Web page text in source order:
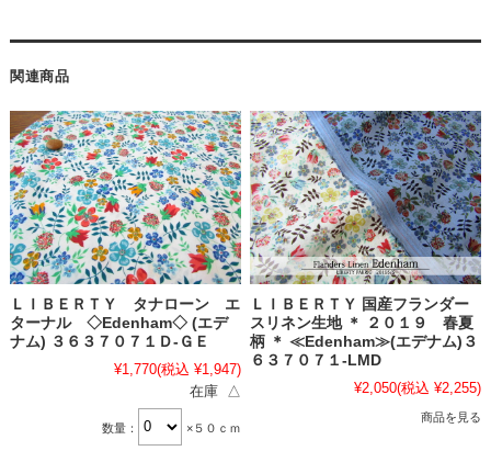
関連商品
ＬＩＢＥＲＴＹ タナローン エ
ターナル ◇Edenham◇ (エデ
ナム) ３６３７０７１Ｄ-ＧＥ
¥1,770(税込 ¥1,947)
在庫 △
数量： ×５０ｃｍ
ＬＩＢＥＲＴＹ 国産フランダー
スリネン生地 ＊ ２０１９ 春夏
柄 ＊ ≪Edenham≫(エデナム)３
６３７０７１-LMD
¥2,050(税込 ¥2,255)
商品を見る